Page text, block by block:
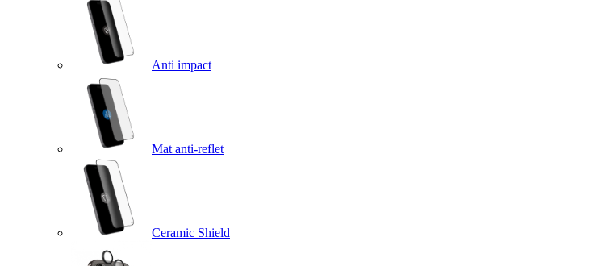
Anti impact
Mat anti-reflet
Ceramic Shield